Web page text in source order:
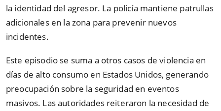
la identidad del agresor. La policía mantiene patrullas
adicionales en la zona para prevenir nuevos
incidentes.
Este episodio se suma a otros casos de violencia en
días de alto consumo en Estados Unidos, generando
preocupación sobre la seguridad en eventos
masivos. Las autoridades reiteraron la necesidad de